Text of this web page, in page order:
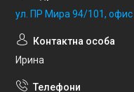
ул. ПР Мира 94/101, офис
Ирина